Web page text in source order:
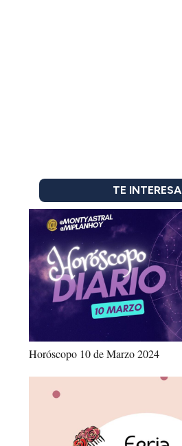
TE INTERESA
Horóscopo 10 de Marzo 2024